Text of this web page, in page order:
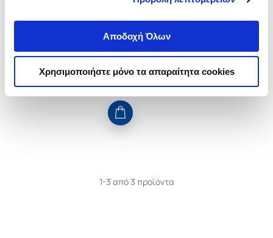
Αποδοχή Όλων
Χρησιμοποιήστε μόνο τα απαραίτητα cookies
Κωδ. Πολιτείας
€
Τιμή Έκδοσης Τιμή Πολιτείας
1-3 από 3 προϊόντα